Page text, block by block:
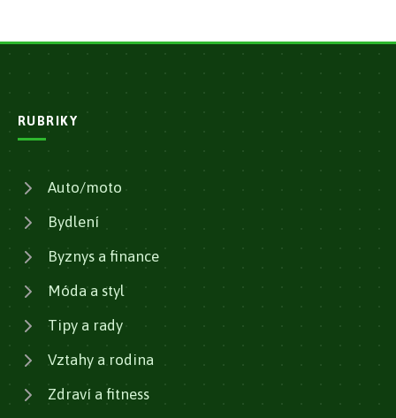
RUBRIKY
Auto/moto
Bydlení
Byznys a finance
Móda a styl
Tipy a rady
Vztahy a rodina
Zdraví a fitness